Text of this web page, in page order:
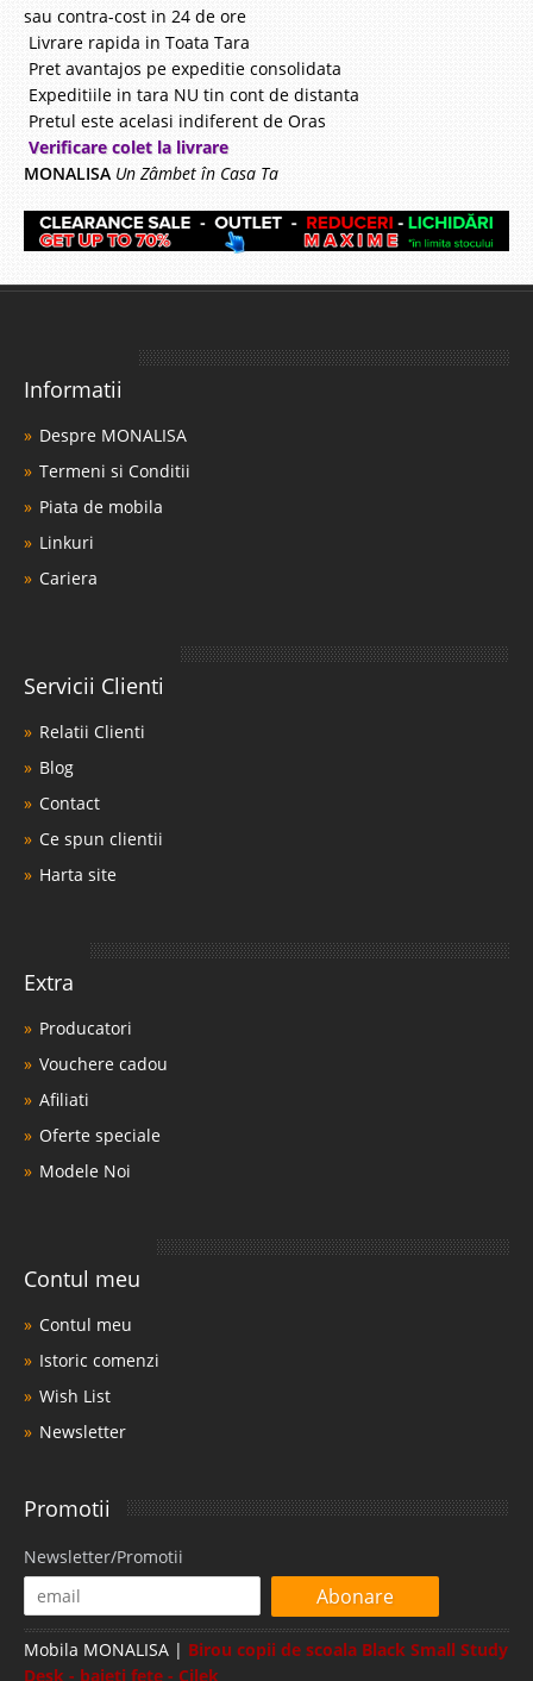
sau contra-cost in 24 de ore
Livrare rapida in Toata Tara
Pret avantajos pe expeditie consolidata
Expeditiile in tara NU tin cont de distanta
Pretul este acelasi indiferent de Oras
Verificare colet la livrare
MONALISA Un Zâmbet în Casa Ta
Informatii
Despre MONALISA
Termeni si Conditii
Piata de mobila
Linkuri
Cariera
Servicii Clienti
Relatii Clienti
Blog
Contact
Ce spun clientii
Harta site
Extra
Producatori
Vouchere cadou
Afiliati
Oferte speciale
Modele Noi
Contul meu
Contul meu
Istoric comenzi
Wish List
Newsletter
Promotii
Newsletter/Promotii
Abonare
Mobila MONALISA | Birou copii de scoala Black Small Study
Desk - baieti fete - Cilek